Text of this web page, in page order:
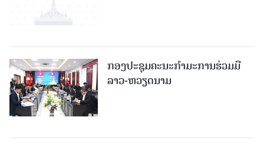
ກອງປະຊຸມຄະນະກຳມະການຮ່ວມມື
ລາວ-ຫວຽດນາມ